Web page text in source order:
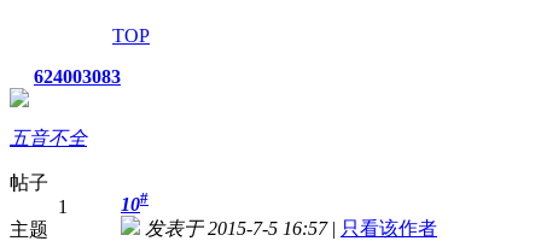
TOP
624003083
五音不全
帖子
1
主题
10#
发表于 2015-7-5 16:57| 只看该作者